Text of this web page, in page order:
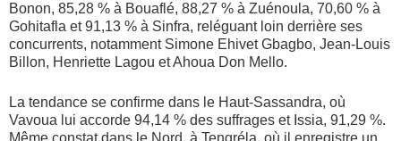
Bonon, 85,28 % à Bouaflé, 88,27 % à Zuénoula, 70,60 % à
Gohitafla et 91,13 % à Sinfra, reléguant loin derrière ses
concurrents, notamment Simone Ehivet Gbagbo, Jean-Louis
Billon, Henriette Lagou et Ahoua Don Mello.
La tendance se confirme dans le Haut-Sassandra, où
Vavoua lui accorde 94,14 % des suffrages et Issia, 91,29 %.